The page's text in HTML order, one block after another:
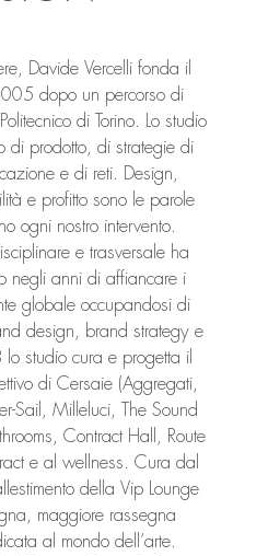
Davide Vercelli fonda il
dopo un percorso di
di Torino. Lo studio
di prodotto, di strategie di
e di reti. Design,
e profitto sono le parole
ogni nostro intervento.
e trasversale ha
negli anni di affiancare i
globale occupandosi di
design, brand strategy e
studio cura e progetta il
di Cersaie (Aggregati,
Sail, Milleluci, The Sound
Contract Hall, Route
e al wellness. Cura dal
della Vip Lounge
maggiore rassegna
al mondo dell’arte.